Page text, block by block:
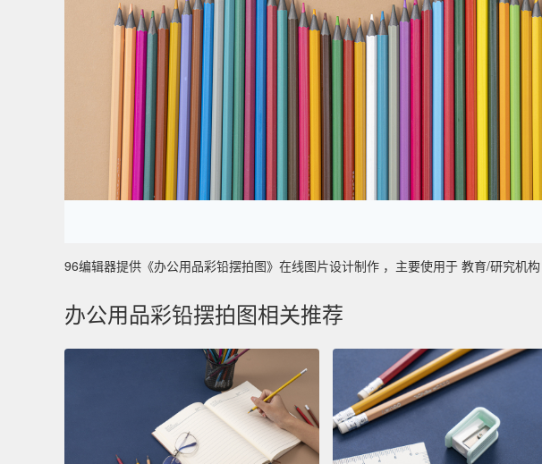
96编辑器提供《办公用品彩铅摆拍图》在线图片设计制作 ，主要使用于 教育/研究机
办公用品彩铅摆拍图相关推荐